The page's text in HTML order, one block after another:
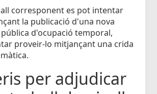
corresponent es pot intentar
la publicació d'una nova
d'ocupació temporal,
proveir-lo mitjançant una crida
per adjudicar